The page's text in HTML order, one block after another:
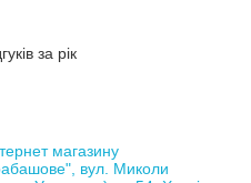
за рік
магазину
вул. Миколи